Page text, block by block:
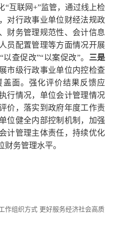
“互联网+”监管，通过线上检
对行政事业单位财经法规政
财务管理规范性、会计信息
员配置管理等方面情况开展
查促改”“以案促改”。 三是
市级行政事业单位内控检查
面。强化评价结果反馈应
行情况，单位会计管理情况
价，落实到政府年度工作责
位健全内部控制机制，加强
计管理主体责任，持续优化
务管理水平。
作组织方式 更好服务经济社会高质